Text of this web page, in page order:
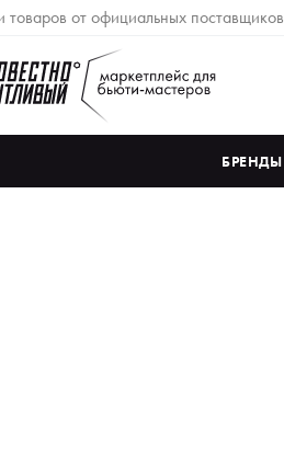
товаров от официальных поставщиков
БРЕНДЫ